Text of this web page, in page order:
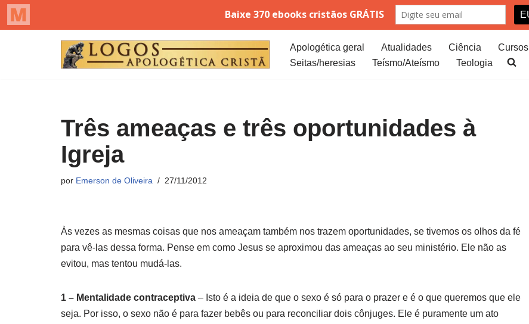
Apologética geral Atualidades Ciência Cursos
Seitas/heresias
Teísmo/Ateísmo Teologia
Três ameaças e três oportunidades à
Igreja
por Emerson de Oliveira 27/11/2012
Às vezes as mesmas coisas que nos ameaçam também nos trazem oportunidades, se tivemos os olhos da fé
para vê-las dessa forma. Pense em como Jesus se aproximou das ameaças ao seu ministério. Ele não as
evitou, mas tentou mudá-las.
1 – Mentalidade contraceptiva – Isto é a ideia de que o sexo é só para o prazer e é o que queremos que ele
seja. Por isso, o sexo não é para fazer bebês ou para reconciliar dois cônjuges. Ele é puramente um ato